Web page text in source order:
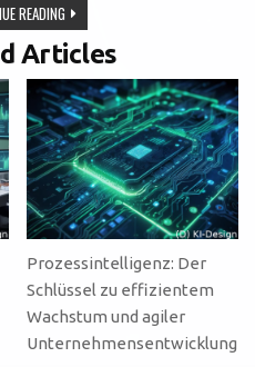
READINGDATA
CLEANSING:
DER
SCHLÜSSEL
ZUR
WERTSCHÖPFUNG
DURCH
PRÄZISE
UND
VERLÄSSLICHE
DATENQUALITÄT
Articles
Prozessintelligenz: Der
Schlüssel zu effizientem
Wachstum und agiler
Unternehmensentwicklung